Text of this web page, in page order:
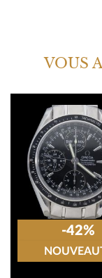
VOUS
-42%